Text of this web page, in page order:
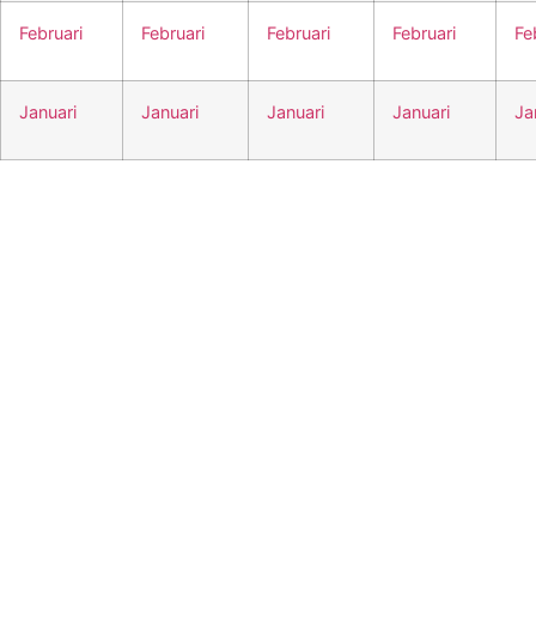
Februari Februari Februari Februari
Januari Januari Januari Januari